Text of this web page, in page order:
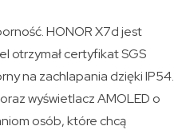
HONOR X7d jest
otrzymał certyfikat SGS
na zachlapania dzięki IP54.
wyświetlacz AMOLED o
osób, które chcą